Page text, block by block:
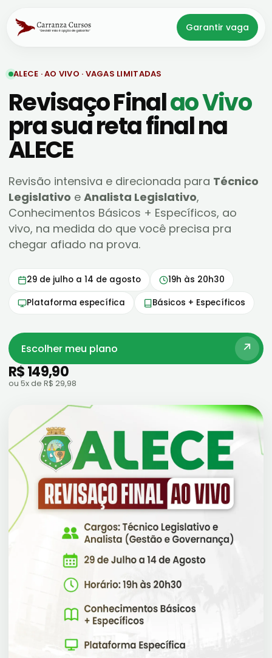
Garantir vaga
ALECE · AO VIVO · VAGAS LIMITADAS
Revisaço Finalao Vivo
pra sua reta final na
ALECE
Revisão intensiva e direcionada para Técnico
Legislativo e Analista Legislativo,
Conhecimentos Básicos + Específicos, ao
vivo, na medida do que você precisa pra
chegar afiado na prova.
29 de julho a 14 de agosto
19h às 20h30
Plataforma específica
Básicos + Específicos
Escolher meu plano
R$ 149,90
ou 5x de R$ 29,98